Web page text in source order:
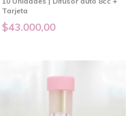
Tarjeta
$43.000,00